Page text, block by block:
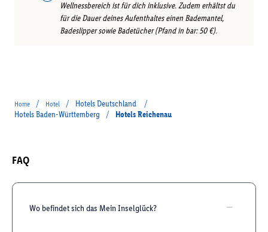
Wellnessbereich ist für dich inklusive. Zudem erhältst du
für die Dauer deines Aufenthaltes einen Bademantel,
Badeslipper sowie Badetücher (Pfand in bar: 50 €).
Home / Hotel / Hotels Deutschland
/
Hotels Baden-Württemberg
/ Hotels Reichenau
FAQ
Wo befindet sich das Mein Inselglück?